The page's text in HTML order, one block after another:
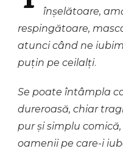
înșelătoare,
respingătoare,
atunci când ne
puțin pe ceilalți.
Se poate întâmpla
dureroasă, chiar
pur și simplu
oamenii pe care-i